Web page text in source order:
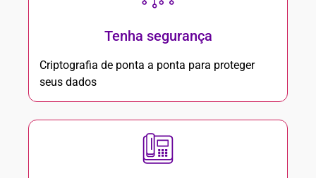
Tenha segurança
Criptografia de ponta a ponta para proteger
seus dados